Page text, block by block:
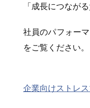
「成長につなが
社員のパフォー
をご覧ください。
企業向けストレ